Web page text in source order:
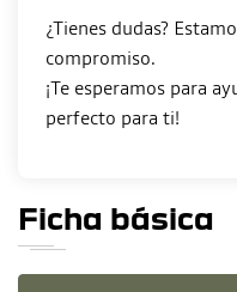
¿Tienes dudas?
compromiso.
¡Te esperamos para
Ficha básica